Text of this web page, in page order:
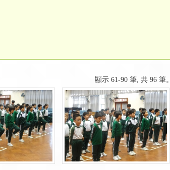
顯示 61-90 筆, 共 96 筆。